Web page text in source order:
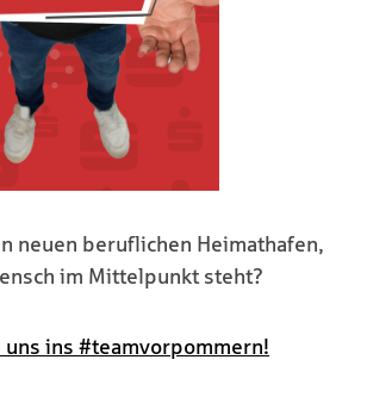
neuen beruflichen Heimathafen,
im Mittelpunkt steht?
uns ins #teamvorpommern!